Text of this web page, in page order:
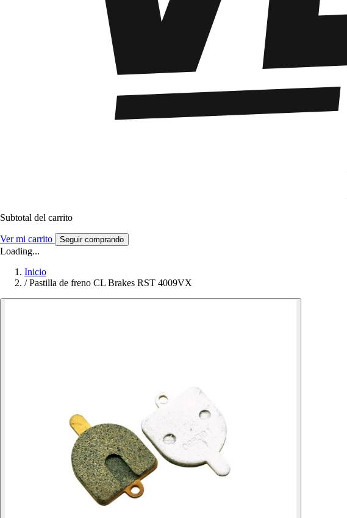
Subtotal del carrito
Ver mi carrito Seguir comprando
Loading...
Inicio
/ Pastilla de freno CL Brakes RST 4009VX